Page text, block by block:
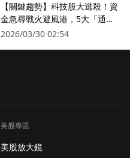
【關鍵趨勢】科技股大逃殺！資
金急尋戰火避風港，5大「通訊
衛星股」逆勢狂飆
2026/03/30 02:54
美股專區
美股放大鏡